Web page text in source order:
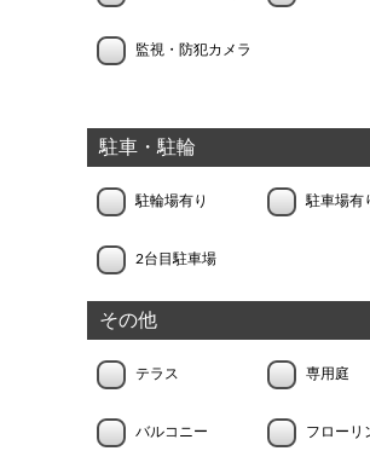
監視・防犯カメラ
駐車・駐輪
駐輪場有り 駐車場有
2台目駐車場
その他
テラス 専用庭
バルコニー フローリ